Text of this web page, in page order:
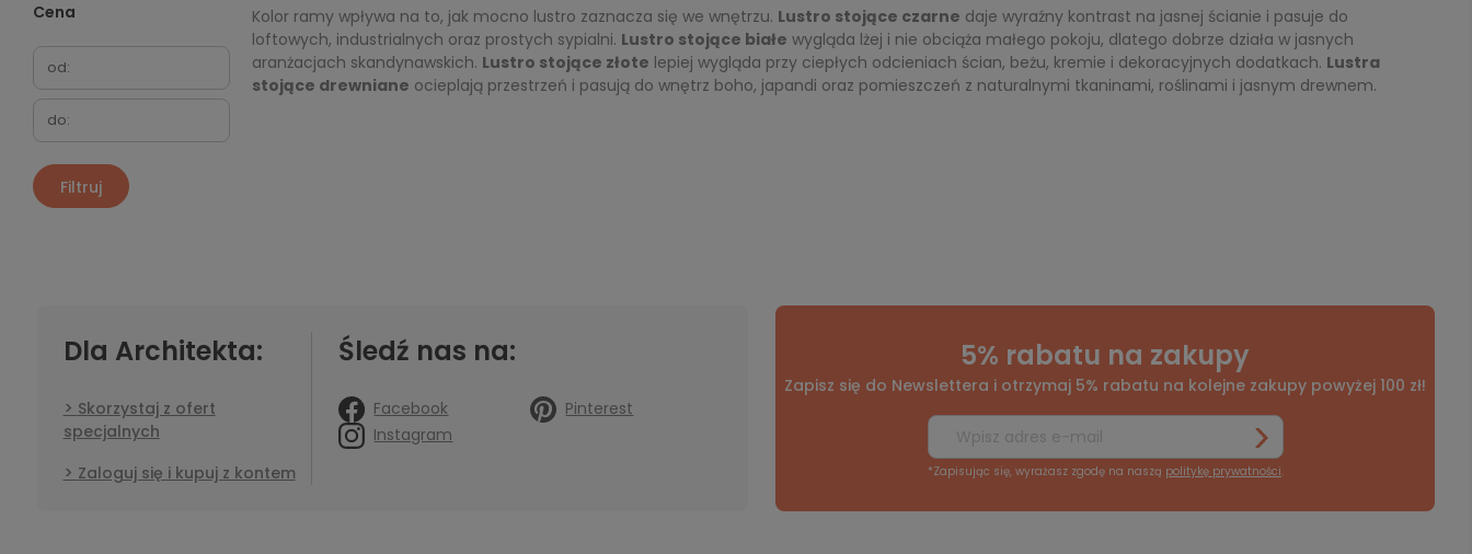
Cena
Filtruj
Kolor ramy wpływa na to, jak mocno lustro zaznacza się we wnętrzu. Lustro stojące czarne daje wyraźny kontrast na jasnej ścianie i pasuje do
loftowych, industrialnych oraz prostych sypialni. Lustro stojące białe wygląda lżej i nie obciąża małego pokoju, dlatego dobrze działa w jasnych
aranżacjach skandynawskich. Lustro stojące złote lepiej wygląda przy ciepłych odcieniach ścian, beżu, kremie i dekoracyjnych dodatkach. Lustra
stojące drewniane ocieplają przestrzeń i pasują do wnętrz boho, japandi oraz pomieszczeń z naturalnymi tkaninami, roślinami i jasnym drewnem.
Dla Architekta:
Skorzystaj z ofert
specjalnych
Zaloguj się i kupuj z kontem
Śledź nas na:
Facebook
Pinterest
Instagram
5% rabatu na zakupy
Zapisz się do Newslettera i otrzymaj 5% rabatu na kolejne zakupy powyżej 100 zł!
*Zapisując się, wyrażasz zgodę na naszą politykę prywatności.